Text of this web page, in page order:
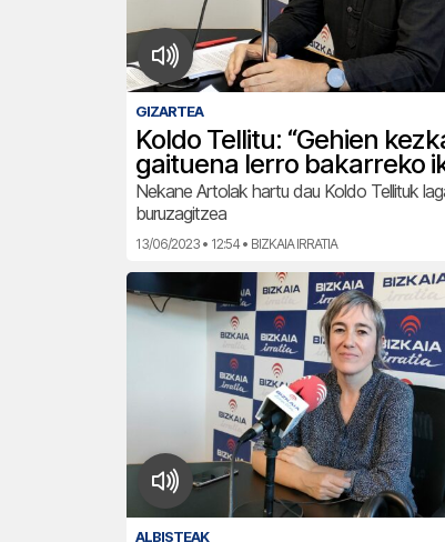
GIZARTEA
Koldo Tellitu: “Gehien
gaituena lerro bakarreko
Nekane Artolak hartu dau Koldo Tellituk
buruzagitzea
13/06/2023 • 12:54 • BIZKAIA IRRATIA
ALBISTEAK